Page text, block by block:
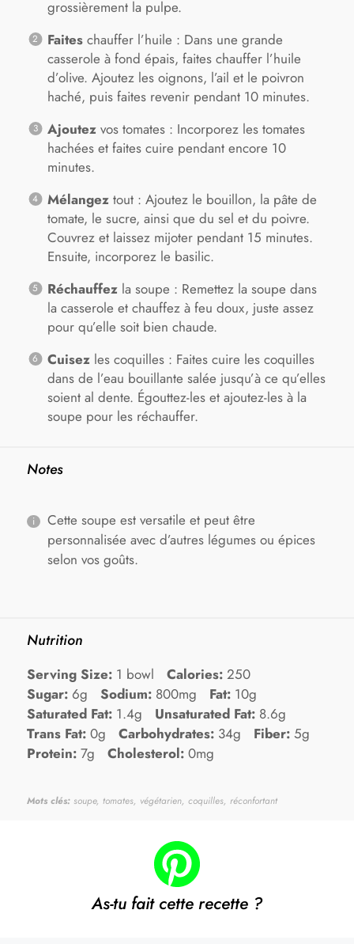
grossièrement la pulpe.
Faiteschauffer l’huile : Dans une grande
casserole à fond épais, faites chauffer l’huile
d’olive. Ajoutez les oignons, l’ail et le poivron
haché, puis faites revenir pendant 10 minutes.
Ajoutezvos tomates : Incorporez les tomates
hachées et faites cuire pendant encore 10
minutes.
Mélangeztout : Ajoutez le bouillon, la pâte de
tomate, le sucre, ainsi que du sel et du poivre.
Couvrez et laissez mijoter pendant 15 minutes.
Ensuite, incorporez le basilic.
Réchauffezla soupe : Remettez la soupe dans
la casserole et chauffez à feu doux, juste assez
pour qu’elle soit bien chaude.
Cuisezles coquilles : Faites cuire les coquilles
dans de l’eau bouillante salée jusqu’à ce qu’elles
soient al dente. Égouttez-les et ajoutez-les à la
soupe pour les réchauffer.
Notes
Cette soupe est versatile et peut être
personnalisée avec d’autres légumes ou épices
selon vos goûts.
Nutrition
Serving Size: 1 bowl Calories: 250
Sugar: 6g Sodium: 800mg Fat: 10g
Saturated Fat: 1.4g Unsaturated Fat: 8.6g
Trans Fat: 0g Carbohydrates: 34g Fiber: 5g
Protein: 7g Cholesterol: 0mg
Mots clés: soupe, tomates, végétarien, coquilles, réconfortant
As-tu fait cette recette ?